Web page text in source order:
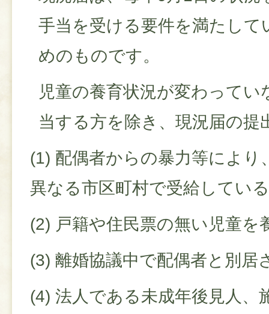
手当を受ける要件を満たして
めのものです。
児童の養育状況が変わって
当する方を除き、現況届の提
(1) 配偶者からの暴力等により
異なる市区町村で受給してい
(2) 戸籍や住民票の無い児童を
(3) 離婚協議中で配偶者と別居
(4) 法人である未成年後見人、